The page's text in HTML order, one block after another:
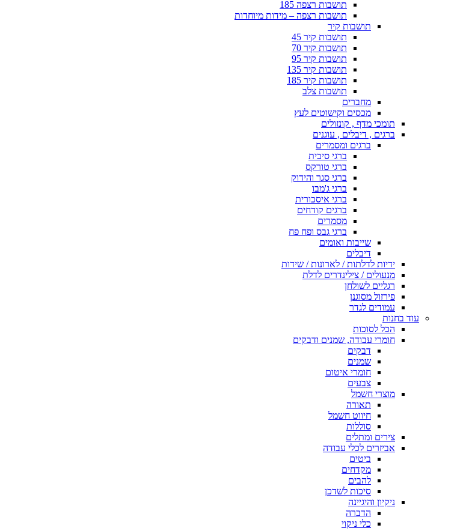
תושבות רצפה 185
תושבות רצפה – מידות מיוחדות
תושבות קיר
תושבות קיר 45
תושבות קיר 70
תושבות קיר 95
תושבות קיר 135
תושבות קיר 185
תושבות צלב
מחברים
מכסים וקישוטים לעץ
תומכי מדף , קונזולים
ברגים , דיבלים , עוגנים
ברגים ומסמרים
ברגי סיבית
ברגי טורקס
ברגי סגר והידוק
ברגי ג'מבו
ברגי איסכורית
ברגים קודחים
מסמרים
ברגי גבס ופח פח
שייבות ואומים
דיבלים
ידיות לדלתות / לארונות / שידות
מנעולים / צילינדרים לדלת
רגליים לשולחן
פירזול מסוגנן
עמודים לגדר
עוד בחנות
הכל לסוכות
חומרי עבודה, שמנים ודבקים
דבקים
שמנים
חומרי איטום
צבעים
מוצרי חשמל
תאורה
חיווט חשמל
סוללות
צירים ומתלים
אביזרים לכלי עבודה
ביטים
מקדחים
להבים
סיכות לשדכן
ניקיון והיגיינה
הדברה
כלי ניקוי